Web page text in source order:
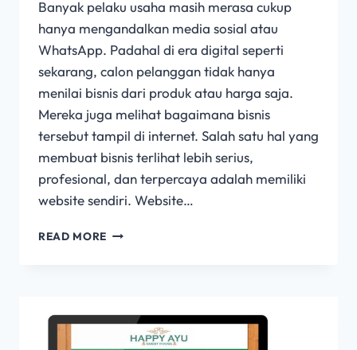
Banyak pelaku usaha masih merasa cukup
hanya mengandalkan media sosial atau
WhatsApp. Padahal di era digital seperti
sekarang, calon pelanggan tidak hanya
menilai bisnis dari produk atau harga saja.
Mereka juga melihat bagaimana bisnis
tersebut tampil di internet. Salah satu hal yang
membuat bisnis terlihat lebih serius,
profesional, dan terpercaya adalah memiliki
website sendiri. Website…
READ MORE